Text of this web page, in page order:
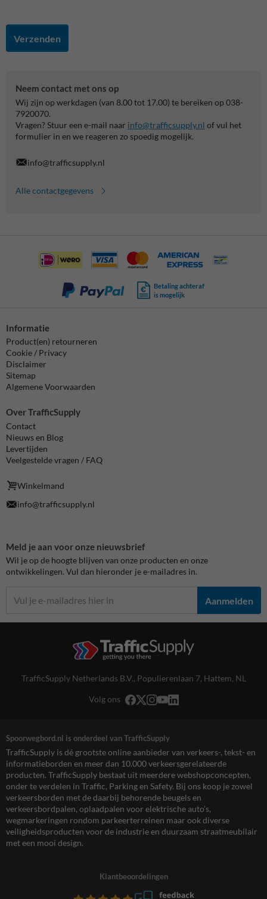
Verzenden
Neem contact met ons op
Wij zijn op werkdagen (van 8.00 tot 17.00) te bereiken op 038-
7920070.
Vragen? Stuur een e-mail naar info@trafficsupply.nl of vul het
formulier in en we reageren zo spoedig mogelijk.
info@trafficsupply.nl
Alle contactgegevens
Betaling achteraf
is mogelijk
Informatie
Product(en) retourneren
Cookie / Privacy
Disclaimer
Sitemap
Algemene Voorwaarden
Over TrafficSupply
Contact
Nieuws en Blog
Levertijden
Veelgestelde vragen / FAQ
Winkelmand
info@trafficsupply.nl
Meld je aan voor onze nieuwsbrief
Wil je op de hoogte blijven van onze producten en onze
ontwikkelingen. Vul dan hieronder je e-mailadres in.
Aanmelden
TrafficSupply Netherlands B.V., Populierenlaan 7, Hattem, NL
Volg ons
Spoorwegbord.nl is onderdeel van TrafficSupply
TrafficSupply is dé grootste online aanbieder van verkeers-, tekst- en
informatieborden en meer dan 10.000 verkeersgerelateerde
producten. TrafficSupply bestaat uit meerdere webshopconcepten,
onder te verdelen in Traffic, Parking en Safety. Bij ons koop je zowel
verkeersborden met de daarbij behorende beugels en
verkeersbordpalen, oplaadpalen voor elektrische auto’s,
wegmarkeringen rondom parkeerterreinen maar ook diverse
veiligheidsproducten voor de industrie en duurzaam straatmeubilair
met een mooi design.
Klantbeoordelingen